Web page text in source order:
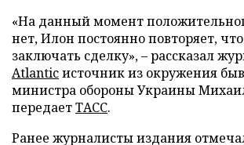
«На данный момент
нет, Илон постоянно повторяет,
заключать сделку», – рассказал
Atlanticисточник из окружения
министра обороны Украины
передаетТАСС.
Ранее журналисты издания